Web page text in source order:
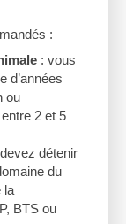
:
: vous
d’années
ou
2 et 5
détenir
du
la
BTS ou